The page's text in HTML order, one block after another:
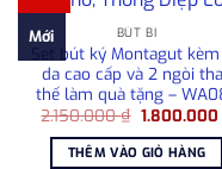
Mới BÚT BI
Set bút ký Montagut
da cao cấp và 2 ngòi
thế làm quà tặng –
2.150.000₫ Giá
là:
2.150.000 ₫.
1.800.000
THÊM VÀO GIỎ HÀNG